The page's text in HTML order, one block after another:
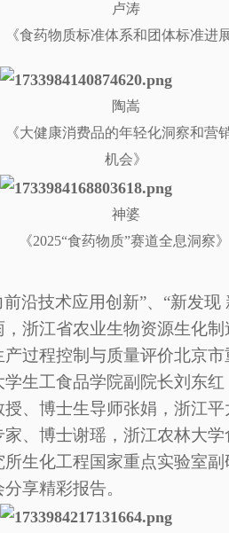
卢涛
《食药物质标准体系和团体标准进展
陶嵩
《大健康消费品的年轻化洞察和营
机会》
神婆
《2025“食药物质”赛道全息洞察》
沿技术应用创新”、“新发
浙江省农业生物资源生化
过程控制与质量评价北京
生工食品学院副院长刘东
、博士生导师张娟， 浙江平
、博士谢瑶，浙江农林大
生化工程国家重点实验室
享精彩报告。